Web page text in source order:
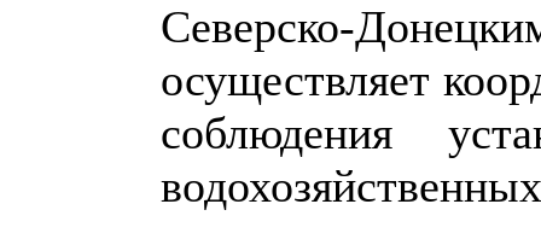
Северско-
осуществляет
соблюдения